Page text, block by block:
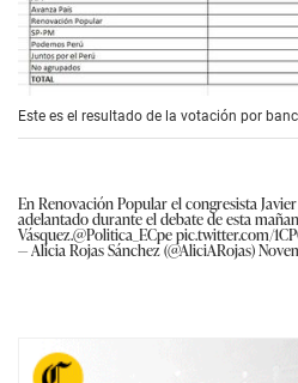
Este es el resultado de la votación por
En Renovación Popular el congresista
adelantado durante el debate de esta
Vásquez.@Politica_ECpepic.twitter.com/
— Alicia Rojas Sánchez (@AliciARojas)